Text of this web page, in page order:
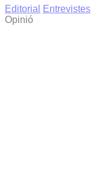
Editorial
Entrevistes
Opinió